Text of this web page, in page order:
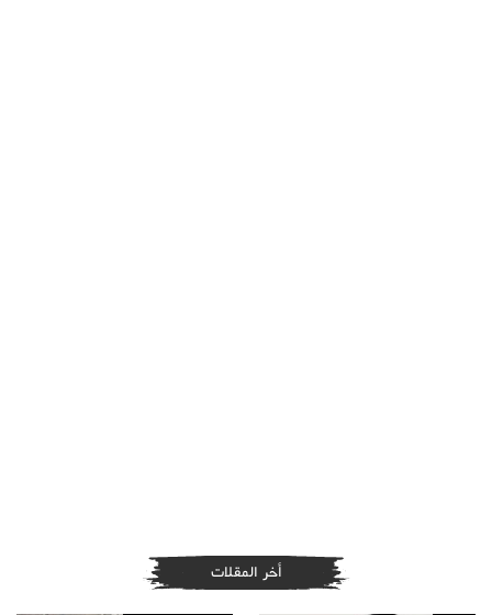
أخر المقلات